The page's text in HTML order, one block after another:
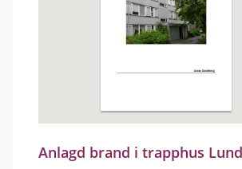
Anlagd brand i trapphus